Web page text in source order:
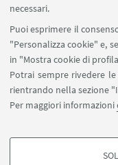
necessari.
Puoi esprimere il
"Personalizza cookie" e,
in "Mostra cookie di
Potrai sempre rivedere
rientrando nella sezione
Per maggiori informazioni
LINK TEAMS
Locandina [
Seguici